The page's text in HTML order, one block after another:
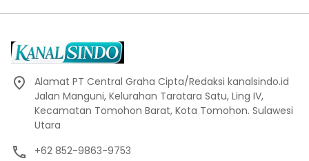
Alamat PT Central Graha Cipta/Redaksi kanalsindo.id
Jalan Manguni, Kelurahan Taratara Satu, Ling IV,
Kecamatan Tomohon Barat, Kota Tomohon. Sulawesi
Utara
+62 852-9863-9753